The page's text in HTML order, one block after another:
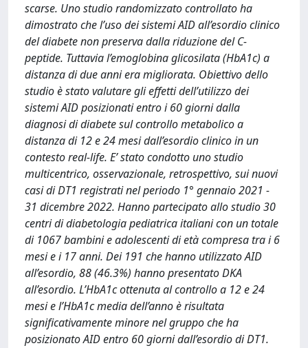
scarse. Uno studio randomizzato controllato ha
dimostrato che l’uso dei sistemi AID all’esordio clinico
del diabete non preserva dalla riduzione del C-
peptide. Tuttavia l’emoglobina glicosilata (HbA1c) a
distanza di due anni era migliorata. Obiettivo dello
studio è stato valutare gli effetti dell’utilizzo dei
sistemi AID posizionati entro i 60 giorni dalla
diagnosi di diabete sul controllo metabolico a
distanza di 12 e 24 mesi dall’esordio clinico in un
contesto real-life. E’ stato condotto uno studio
multicentrico, osservazionale, retrospettivo, sui nuovi
casi di DT1 registrati nel periodo 1° gennaio 2021 -
31 dicembre 2022. Hanno partecipato allo studio 30
centri di diabetologia pediatrica italiani con un totale
di 1067 bambini e adolescenti di età compresa tra i 6
mesi e i 17 anni. Dei 191 che hanno utilizzato AID
all’esordio, 88 (46.3%) hanno presentato DKA
all’esordio. L’HbA1c ottenuta al controllo a 12 e 24
mesi e l’HbA1c media dell’anno è risultata
significativamente minore nel gruppo che ha
posizionato AID entro 60 giorni dall’esordio di DT1.